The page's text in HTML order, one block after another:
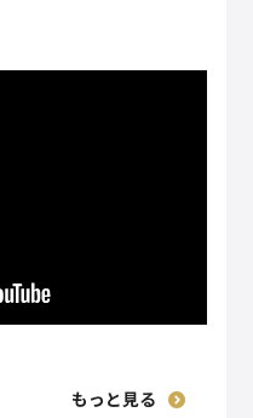
もっと見る